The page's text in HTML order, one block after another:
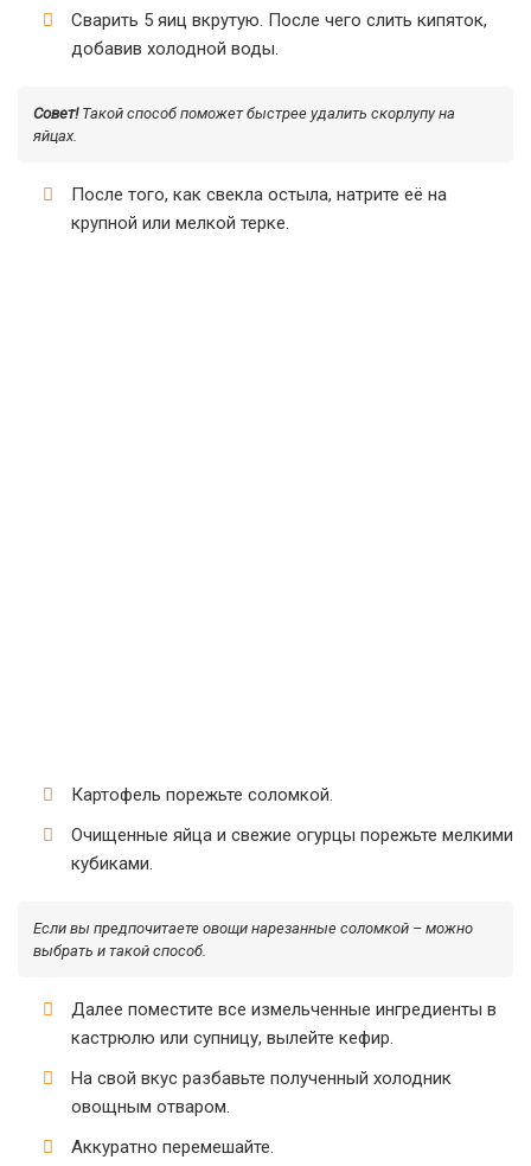
Сварить 5 яиц вкрутую. После чего слить кипяток,
добавив холодной воды.
Совет!Такой способ поможет быстрее удалить скорлупу на
яйцах.
После того, как свекла остыла, натрите её на
крупной или мелкой терке.
Картофель порежьте соломкой.
Очищенные яйца и свежие огурцы порежьте мелкими
кубиками.
Если вы предпочитаете овощи нарезанные соломкой – можно
выбрать и такой способ.
Далее поместите все измельченные ингредиенты в
кастрюлю или супницу, вылейте кефир.
На свой вкус разбавьте полученный холодник
овощным отваром.
Аккуратно перемешайте.